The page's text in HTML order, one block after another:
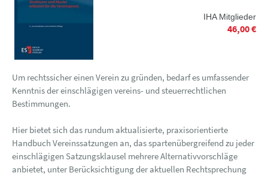
IHA Mitglieder
46,00 €
Um rechtssicher einen Verein zu gründen, bedarf es umfassender
Kenntnis der einschlägigen vereins- und steuerrechtlichen
Bestimmungen.
Hier bietet sich das rundum aktualisierte, praxisorientierte
Handbuch Vereinssatzungen an, das spartenübergreifend zu jeder
einschlägigen Satzungsklausel mehrere Alternativvorschläge
anbietet, unter Berücksichtigung der aktuellen Rechtsprechung